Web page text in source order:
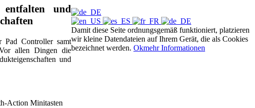
entfalten und
Pad Controller samt
allen Dingen die
und
Action Minitasten
Damit diese Seite ordnungsgemäß funktioniert, platzieren
wir kleine Datendateien auf Ihrem Gerät, die als Cookies
bezeichnet werden. Okmehr Informationen